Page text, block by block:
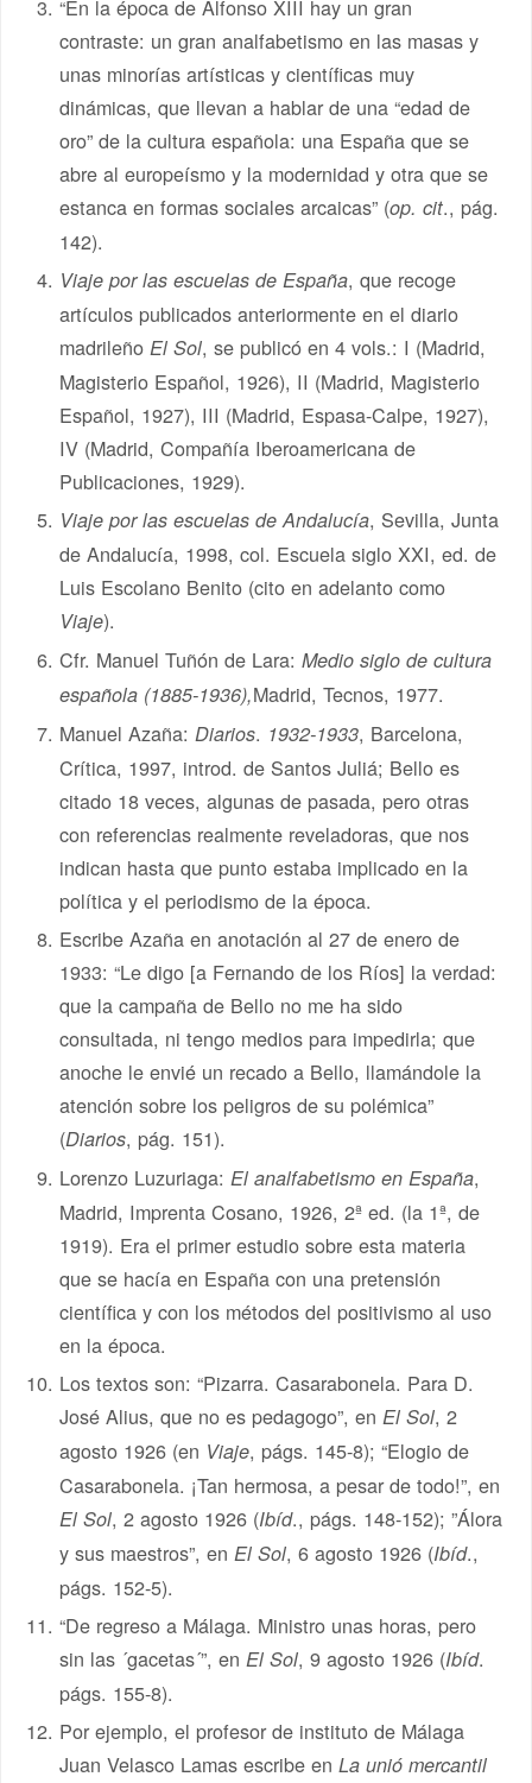
“En la época de Alfonso XIII hay un gran
contraste: un gran analfabetismo en las masas y
unas minorías artísticas y científicas muy
dinámicas, que llevan a hablar de una “edad de
oro” de la cultura española: una España que se
abre al europeísmo y la modernidad y otra que se
estanca en formas sociales arcaicas” (op. cit., pág.
142).
Viaje por las escuelas de España, que recoge
artículos publicados anteriormente en el diario
madrileño El Sol, se publicó en 4 vols.: I (Madrid,
Magisterio Español, 1926), II (Madrid, Magisterio
Español, 1927), III (Madrid, Espasa-Calpe, 1927),
IV (Madrid, Compañía Iberoamericana de
Publicaciones, 1929).
Viaje por las escuelas de Andalucía, Sevilla, Junta
de Andalucía, 1998, col. Escuela siglo XXI, ed. de
Luis Escolano Benito (cito en adelanto como
Viaje).
Cfr. Manuel Tuñón de Lara: Medio siglo de cultura
española (1885-1936),Madrid, Tecnos, 1977.
Manuel Azaña: Diarios. 1932-1933, Barcelona,
Crítica, 1997, introd. de Santos Juliá; Bello es
citado 18 veces, algunas de pasada, pero otras
con referencias realmente reveladoras, que nos
indican hasta que punto estaba implicado en la
política y el periodismo de la época.
Escribe Azaña en anotación al 27 de enero de
1933: “Le digo [a Fernando de los Ríos] la verdad:
que la campaña de Bello no me ha sido
consultada, ni tengo medios para impedirla; que
anoche le envié un recado a Bello, llamándole la
atención sobre los peligros de su polémica”
(Diarios, pág. 151).
Lorenzo Luzuriaga: El analfabetismo en España,
Madrid, Imprenta Cosano, 1926, 2ª ed. (la 1ª, de
1919). Era el primer estudio sobre esta materia
que se hacía en España con una pretensión
científica y con los métodos del positivismo al uso
en la época.
Los textos son: “Pizarra. Casarabonela. Para D.
José Alius, que no es pedagogo”, en El Sol, 2
agosto 1926 (en Viaje, págs. 145-8); “Elogio de
Casarabonela. ¡Tan hermosa, a pesar de todo!”, en
El Sol, 2 agosto 1926 (Ibíd., págs. 148-152); ”Álora
y sus maestros”, en El Sol, 6 agosto 1926 (Ibíd.,
págs. 152-5).
“De regreso a Málaga. Ministro unas horas, pero
sin las ´gacetas´”, en El Sol, 9 agosto 1926 (Ibíd.
págs. 155-8).
Por ejemplo, el profesor de instituto de Málaga
Juan Velasco Lamas escribe en La unió mercantil